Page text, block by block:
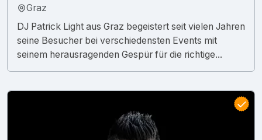
Graz
DJ Patrick Light aus Graz begeistert seit vielen Jahren
seine Besucher bei verschiedensten Events mit
seinem herausragenden Gespür für die richtige...